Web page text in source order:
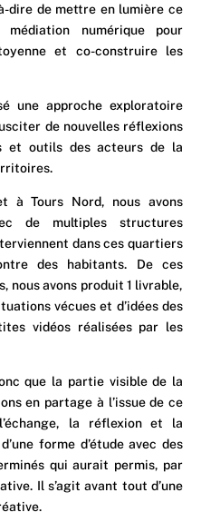
dire de mettre en lumière ce
numérique pour
et co-construire les
une approche exploratoire
de nouvelles réflexions
et outils des acteurs de la
à Tours Nord, nous avons
de multiples structures
dans ces quartiers
des habitants. De ces
nous avons produit 1 livrable,
vécues et d’idées des
vidéos réalisées par les
que la partie visible de la
en partage à l’issue de ce
la réflexion et la
forme d’étude avec des
qui aurait permis, par
Il s’agit avant tout d’une